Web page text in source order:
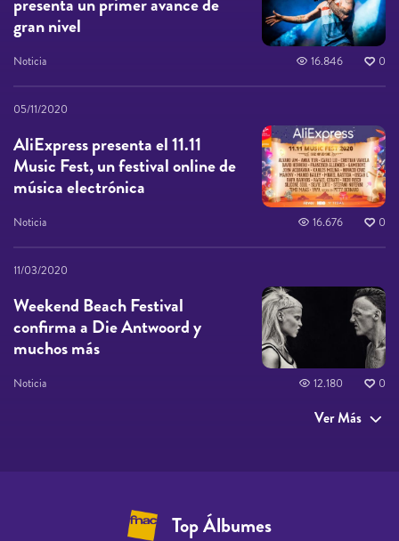
presenta un primer avance de
gran nivel
Noticia 16.846 0
05/11/2020
AliExpress presenta el 11.11
Music Fest, un festival online de
música electrónica
Noticia 16.676 0
11/03/2020
Weekend Beach Festival
confirma a Die Antwoord y
muchos más
Noticia 12.180 0
Ver Más
Top Álbumes